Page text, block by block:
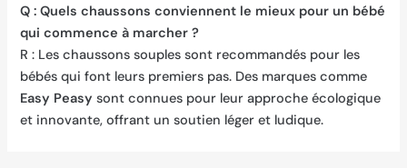
Q : Quels chaussons conviennent le mieux pour un bébé
qui commence à marcher ?
R : Les chaussons souples sont recommandés pour les
bébés qui font leurs premiers pas. Des marques comme
Easy Peasy sont connues pour leur approche écologique
et innovante, offrant un soutien léger et ludique.